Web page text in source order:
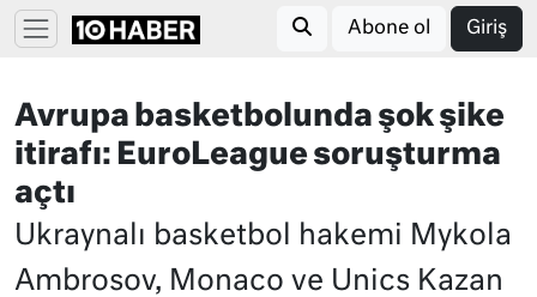
Abone ol Giriş
Avrupa basketbolunda şok şike
itirafı: EuroLeague soruşturma
açtı
Ukraynalı basketbol hakemi Mykola
Ambrosov, Monaco ve Unics Kazan